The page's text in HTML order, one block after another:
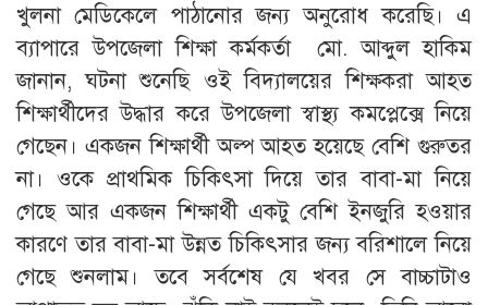
খুলনা মেডিকেলে পাঠানোর জন্য অনুরোধ করেছি। এ
ব্যাপারে উপজেলা শিক্ষা কর্মকর্তা মো. আব্দুল হাকিম
জানান, ঘটনা শুনেছি ওই বিদ্যালয়ের শিক্ষকরা আহত
শিক্ষার্থীদের উদ্ধার করে উপজেলা স্বাস্থ্য কমপ্লেক্সে নিয়ে
গেছেন। একজন শিক্ষার্থী অল্প আহত হয়েছে বেশি গুরুতর
না। ওকে প্রাথমিক চিকিৎসা দিয়ে তার বাবা-মা নিয়ে
গেছে আর একজন শিক্ষার্থী একটু বেশি ইনজুরি হওয়ার
কারণে তার বাবা-মা উন্নত চিকিৎসার জন্য বরিশালে নিয়ে
গেছে শুনলাম। তবে সর্বশেষ যে খবর সে বাচ্চাটাও